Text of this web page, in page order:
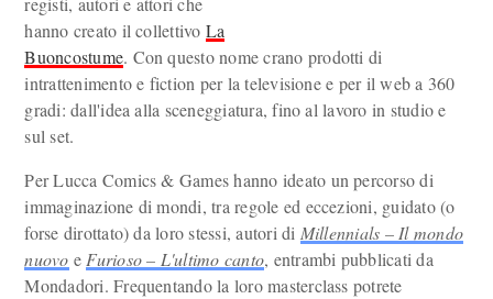
hanno creato il collettivo La
Buoncostume. Con questo nome crano prodotti di
intrattenimento e fiction per la televisione e per il web a 360
gradi: dall'idea alla sceneggiatura, fino al lavoro in studio e
sul set.
Per Lucca Comics & Games hanno ideato un percorso di
immaginazione di mondi, tra regole ed eccezioni, guidato (o
forse dirottato) da loro stessi, autori di Millennials – Il mondo
nuovo e Furioso – L'ultimo canto, entrambi pubblicati da
Mondadori. Frequentando la loro masterclass potrete